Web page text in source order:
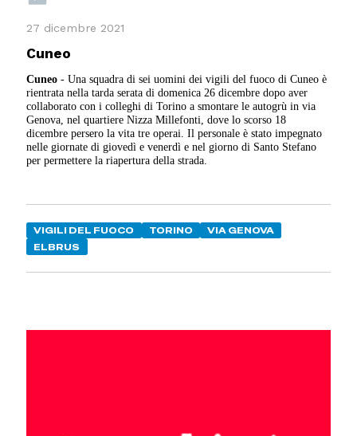
27 dicembre 2021
Cuneo
Cuneo - Una squadra di sei uomini dei vigili del fuoco di Cuneo è
rientrata nella tarda serata di domenica 26 dicembre dopo aver
collaborato con i colleghi di Torino a smontare le autogrù in via
Genova, nel quartiere Nizza Millefonti, dove lo scorso 18
dicembre persero la vita tre operai. Il personale è stato impegnato
nelle giornate di giovedì e venerdì e nel giorno di Santo Stefano
per permettere la riapertura della strada.
VIGILI DEL FUOCO TORINO
VIA GENOVA
ELBRUS